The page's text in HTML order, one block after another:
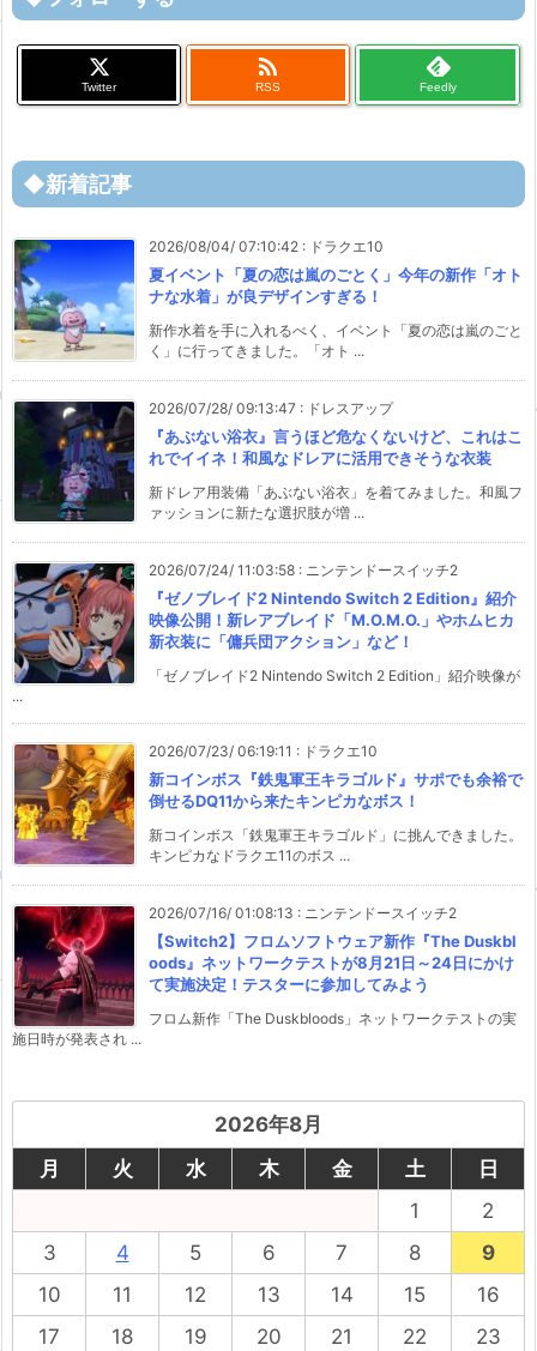
Twitter

RSS Feedly
◆新着記事
2026/08/04/ 07:10:42 : ドラクエ10
夏イベント「夏の恋は嵐のごとく」今年の新作「オト
ナな水着」が良デザインすぎる！
新作水着を手に入れるべく、イベント「夏の恋は嵐のごと
く」に行ってきました。「オト ...
2026/07/28/ 09:13:47 : ドレスアップ
『あぶない浴衣』言うほど危なくないけど、これはこ
れでイイネ！和風なドレアに活用できそうな衣装
新ドレア用装備「あぶない浴衣」を着てみました。和風フ
ァッションに新たな選択肢が増 ...
2026/07/24/ 11:03:58 : ニンテンドースイッチ2
『ゼノブレイド2 Nintendo Switch 2 Edition』紹介
映像公開！新レアブレイド「M.O.M.O.」やホムヒカ
新衣装に「傭兵団アクション」など！
「ゼノブレイド2 Nintendo Switch 2 Edition」紹介映像が
...
2026/07/23/ 06:19:11 : ドラクエ10
新コインボス『鉄鬼軍王キラゴルド』サポでも余裕で
倒せるDQ11から来たキンピカなボス！
新コインボス「鉄鬼軍王キラゴルド」に挑んできました。
キンピカなドラクエ11のボス ...
2026/07/16/ 01:08:13 : ニンテンドースイッチ2
【Switch2】フロムソフトウェア新作『The Duskbl
oods』ネットワークテストが8月21日～24日にかけ
て実施決定！テスターに参加してみよう
フロム新作「The Duskbloods」ネットワークテストの実
施日時が発表され ...
2026年8月
月
火 水 木 金 土
日
1
2
3
4 5 6 7 8
9
10
11 12 13 14 15
16
17
18 19 20 21 22
23